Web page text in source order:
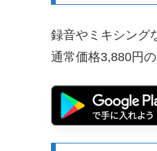
録音やミキシング
通常価格3,880円の